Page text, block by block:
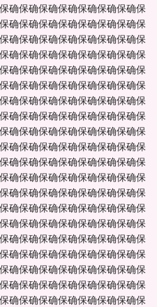
确保确保确保确保确保确保确保
确保确保确保确保确保确保确保
确保确保确保确保确保确保确保
确保确保确保确保确保确保确保
确保确保确保确保确保确保确保
确保确保确保确保确保确保确保
确保确保确保确保确保确保确保
确保确保确保确保确保确保确保
确保确保确保确保确保确保确保
确保确保确保确保确保确保确保
确保确保确保确保确保确保确保
确保确保确保确保确保确保确保
确保确保确保确保确保确保确保
确保确保确保确保确保确保确保
确保确保确保确保确保确保确保
确保确保确保确保确保确保确保
确保确保确保确保确保确保确保
确保确保确保确保确保确保确保
确保确保确保确保确保确保确保
确保确保确保确保确保确保确保